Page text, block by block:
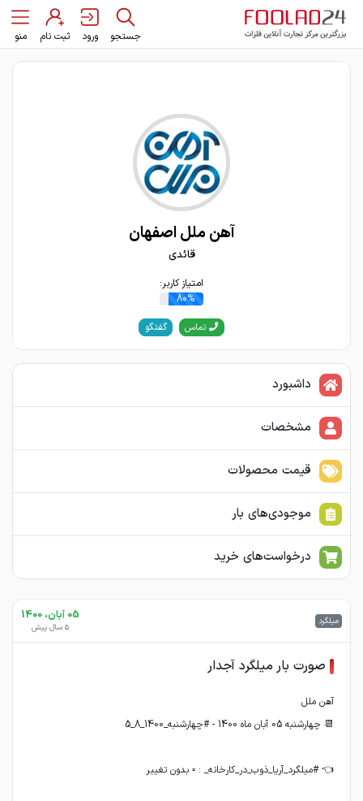
جستجو ورود ثبت نام منو
آهن ملل اصفهان
قائدی
امتیاز کاربر:
80%
تماس گفتگو
داشبورد
مشخصات
قیمت محصولات
موجودی‌های بار
درخواست‌های خرید
میلگرد 05 آبان، 1400
5 سال پیش
صورت بار میلگرد آجدار